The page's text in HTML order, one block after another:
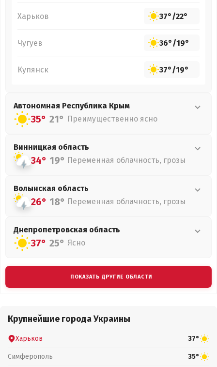
Харьков 37°/22°
Чугуев 36°/19°
Купянск 37°/19°
Автономная Республика Крым
35° 21° Преимущественно ясно
Винницкая область
34° 19° Переменная облачность, грозы
Волынская область
26° 18° Переменная облачность, грозы
Днепропетровская область
37° 25° Ясно
ПОКАЗАТЬ ДРУГИЕ ОБЛАСТИ
Крупнейшие города Украины
Харьков 37°
Симферополь 35°